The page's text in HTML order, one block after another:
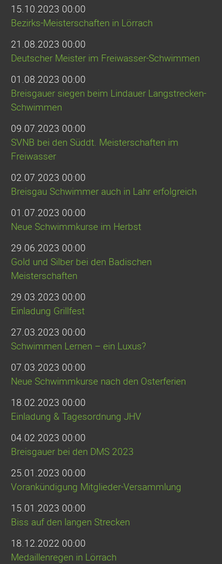
15.10.2023 00:00
Bezirks-Meisterschaften in Lörrach
21.08.2023 00:00
Deutscher Meister im Freiwasser-Schwimmen
01.08.2023 00:00
Breisgauer siegen beim Lindauer Langstrecken-
Schwimmen
09.07.2023 00:00
SVNB bei den Süddt. Meisterschaften im
Freiwasser
02.07.2023 00:00
Breisgau Schwimmer auch in Lahr erfolgreich
01.07.2023 00:00
Neue Schwimmkurse im Herbst
29.06.2023 00:00
Gold und Silber bei den Badischen
Meisterschaften
29.03.2023 00:00
Einladung Grillfest
27.03.2023 00:00
Schwimmen Lernen – ein Luxus?
07.03.2023 00:00
Neue Schwimmkurse nach den Osterferien
18.02.2023 00:00
Einladung & Tagesordnung JHV
04.02.2023 00:00
Breisgauer bei den DMS 2023
25.01.2023 00:00
Vorankündigung Mitglieder-Versammlung
15.01.2023 00:00
Biss auf den langen Strecken
18.12.2022 00:00
Medaillenregen in Lörrach